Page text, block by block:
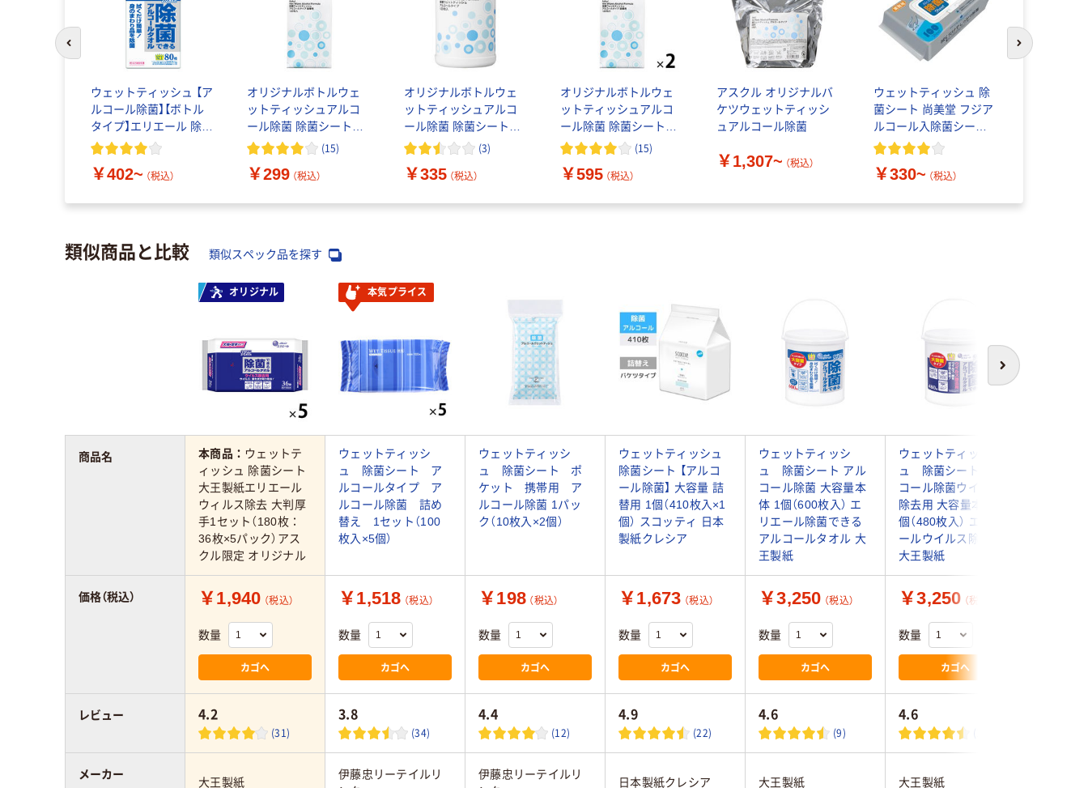
ウェットティッシュ 【ア
ルコール除菌】【ボトル
タイプ】エリエール 除菌
できるアルコールタオ
￥402~ （税込）
オリジナルボトルウェ
ットティッシュアルコ
ール除菌 除菌シート詰
替1個（120枚入） オリジ
(15)
￥299 （税込）
オリジナルボトルウェ
ットティッシュアルコ
ール除菌 除菌シート本
体1個（120枚入） オリジ
(3)
￥335 （税込）
オリジナルボトルウェ
ットティッシュアルコ
ール除菌 除菌シート詰
替 1セット（120枚入×2
(15)
￥595 （税込）
アスクル オリジナルバ
ケツウェットティッシ
ュアルコール除菌
￥1,307~ （税込）
ウェットティッシュ 除
菌シート 尚美堂 フジア
ルコール入除菌シート
100枚入
￥330~ （税込）
前のスライドへ 次のスライド
類似商品と比較 類似スペック品を探す
次へ
オリジナル 本気プライス
本商品： ウェットテ
ィッシュ 除菌シート
大王製紙エリエール
ウィルス除去 大判厚
手1セット（180枚：
36枚×5パック）アス
クル限定 オリジナル
ウェットティッシ
ュ 除菌シート ア
ルコールタイプ ア
ルコール除菌 詰め
替え 1セット（100
枚入×5個）
ウェットティッシ
ュ 除菌シート ポ
ケット 携帯用 ア
ルコール除菌 1パッ
ク（10枚入×2個）
ウェットティッシュ
除菌シート 【アルコ
ール除菌】 大容量 詰
替用 1個（410枚入×1
個） スコッティ 日本
製紙クレシア
ウェットティッシ
ュ 除菌シート アル
コール除菌 大容量本
体 1個（600枚入） エ
リエール除菌できる
アルコールタオル 大
王製紙
ウェットティッシ
ュ 除菌シート アル
コール除菌ウイルス
除去用 大容量本体 1
個（480枚入） エリエ
ールウイルス除去用
大王製紙
￥1,940 （税込）
数量
カゴへ
￥1,518 （税込）
数量
カゴへ
￥198 （税込）
数量
カゴへ
￥1,673 （税込）
数量
カゴへ
￥3,250 （税込）
数量
カゴへ
￥3,250 （税込）
数量
カゴへ
4.2
(31)
3.8
(34)
4.4
(12)
4.9
(22)
4.6
(9)
4.6
(11)
大王製紙
伊藤忠リーテイルリ
伊藤忠リーテイルリ
日本製紙クレシア 大王製紙 大王製紙
商品名
価格（税込）
レビュー
メーカー